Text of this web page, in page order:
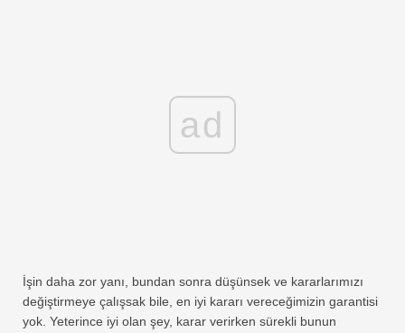
ad
İşin daha zor yanı, bundan sonra düşünsek ve kararlarımızı
değiştirmeye çalışsak bile, en iyi kararı vereceğimizin garantisi
yok. Yeterince iyi olan şey, karar verirken sürekli bunun